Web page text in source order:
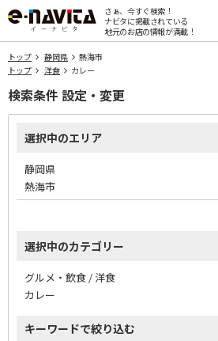
さぁ、今すぐ検索！
ナビタに掲載されている
地元のお店の情報が満載！
トップ 静岡県
熱海市
トップ
洋食 カレー
検索条件 設定・変更
選択中のエリア
静岡県
熱海市
選択中のカテゴリー
グルメ・飲食 / 洋食
カレー
キーワードで絞り込む